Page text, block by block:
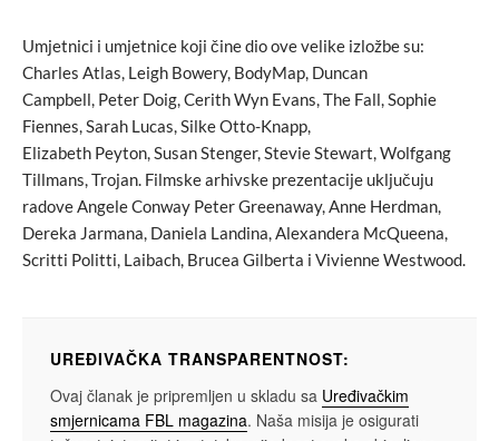
Umjetnici i umjetnice koji čine dio ove velike izložbe su:
Charles Atlas, Leigh Bowery, BodyMap, Duncan
Campbell, Peter Doig, Cerith Wyn Evans, The Fall, Sophie
Fiennes, Sarah Lucas, Silke Otto-Knapp,
Elizabeth Peyton, Susan Stenger, Stevie Stewart, Wolfgang
Tillmans, Trojan. Filmske arhivske prezentacije uključuju
radove Angele Conway Peter Greenaway, Anne Herdman,
Dereka Jarmana, Daniela Landina, Alexandera McQueena,
Scritti Politti, Laibach, Brucea Gilberta i Vivienne Westwood.
UREĐIVAČKA TRANSPARENTNOST:
Ovaj članak je pripremljen u skladu sa Uređivačkim
smjernicama FBL magazina. Naša misija je osigurati